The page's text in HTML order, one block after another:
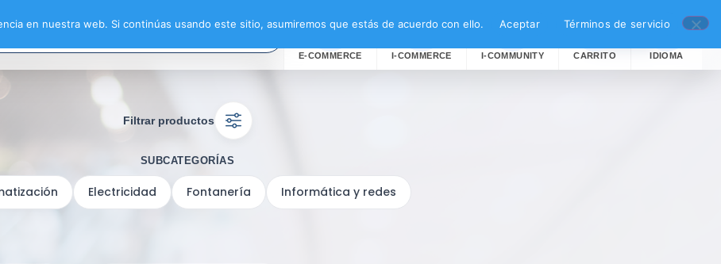
E-COMMERCE I-COMMERCE I-COMMUNITY CARRITO IDIOMA
Filtrar productos
SUBCATEGORÍAS
Electricidad Fontanería Informática y redes
en nuestra web. Si continúas usando este sitio, asumiremos que estás de acuerdo con ello. Aceptar Términos de servicio